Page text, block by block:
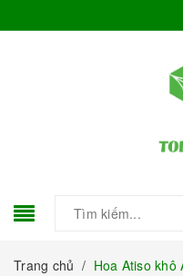
Trang chủ / Hoa Atiso khô